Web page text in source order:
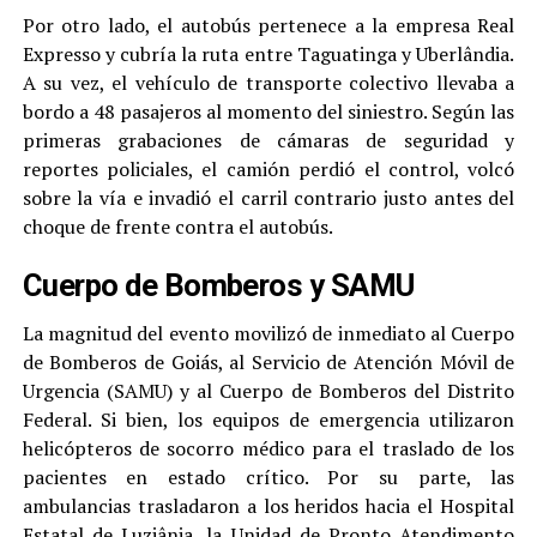
Por otro lado, el autobús pertenece a la empresa Real
Expresso y cubría la ruta entre Taguatinga y Uberlândia.
A su vez, el vehículo de transporte colectivo llevaba a
bordo a 48 pasajeros al momento del siniestro. Según las
primeras grabaciones de cámaras de seguridad y
reportes policiales, el camión perdió el control, volcó
sobre la vía e invadió el carril contrario justo antes del
choque de frente contra el autobús.
Cuerpo de Bomberos y SAMU
La magnitud del evento movilizó de inmediato al Cuerpo
de Bomberos de Goiás, al Servicio de Atención Móvil de
Urgencia (SAMU) y al Cuerpo de Bomberos del Distrito
Federal. Si bien, los equipos de emergencia utilizaron
helicópteros de socorro médico para el traslado de los
pacientes en estado crítico. Por su parte, las
ambulancias trasladaron a los heridos hacia el Hospital